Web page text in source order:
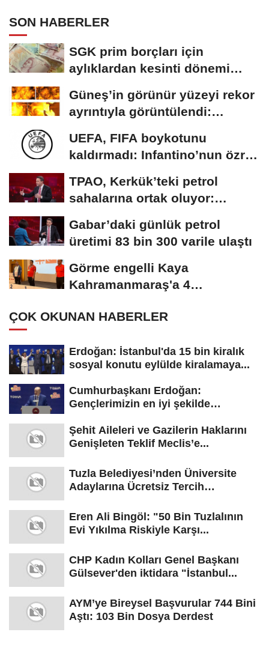
SON HABERLER
SGK prim borçları için
aylıklardan kesinti dönemi
Güneş’in görünür yüzeyi rekor
ayrıntıyla görüntülendi:
UEFA, FIFA boykotunu
kaldırmadı: Infantino’nun özrü
TPAO, Kerkük’teki petrol
sahalarına ortak oluyor:
Gabar’daki günlük petrol
üretimi 83 bin 300 varile ulaştı
Görme engelli Kaya
Kahramanmaraş'a 4
ÇOK OKUNAN HABERLER
Erdoğan: İstanbul'da 15 bin kiralık
sosyal konutu eylülde kiralamaya...
Cumhurbaşkanı Erdoğan:
Gençlerimizin en iyi şekilde
Şehit Aileleri ve Gazilerin Haklarını
Genişleten Teklif Meclis’e...
Tuzla Belediyesi’nden Üniversite
Adaylarına Ücretsiz Tercih
Danışmanlığı
Evi Yıkılma Riskiyle Karşı...
Gülsever'den iktidara "İstanbul...
Aştı: 103 Bin Dosya Derdest